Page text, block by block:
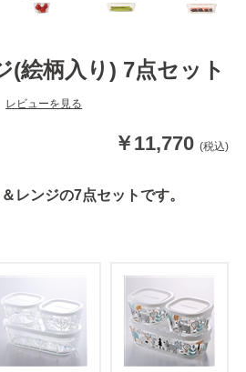
(絵柄入り) 7点セット
レビューを見る
レンジの7点セットです。
￥11,770 (税込)